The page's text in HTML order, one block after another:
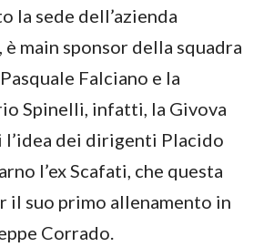
la sede dell’azienda
main sponsor della squadra
Falciano e la
Spinelli, infatti, la Givova
l’idea dei dirigenti Placido
l’ex Scafati, che questa
il suo primo allenamento in
Corrado.